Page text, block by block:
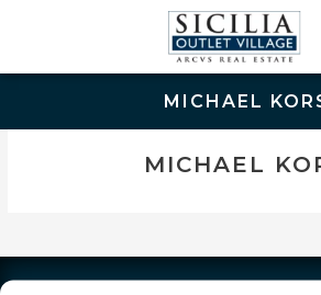
MICHAEL
MICHAEL